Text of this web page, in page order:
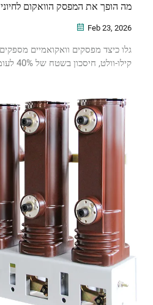
מה הופך את המפסק הוואקום
Feb 23, 2026